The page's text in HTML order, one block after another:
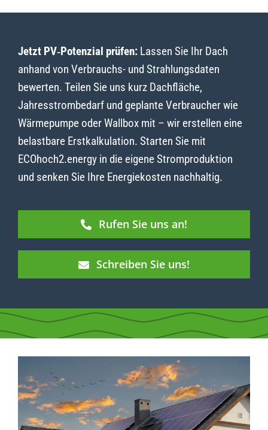
Jetzt PV‑Potenzial prüfen:Lassen Sie Ihr Dach
anhand von Verbrauchs- und Strahlungsdaten
bewerten. Teilen Sie uns kurz Dachfläche,
Jahresstrombedarf und geplante Verbraucher wie
Wärmepumpe oder Wallbox mit – wir erstellen eine
belastbare Erstkalkulation. Starten Sie mit
ECOhoch2.energy in die eigene Stromproduktion
und senken Sie Ihre Energiekosten nachhaltig.
Rufen Sie uns an!
Schreiben Sie uns!